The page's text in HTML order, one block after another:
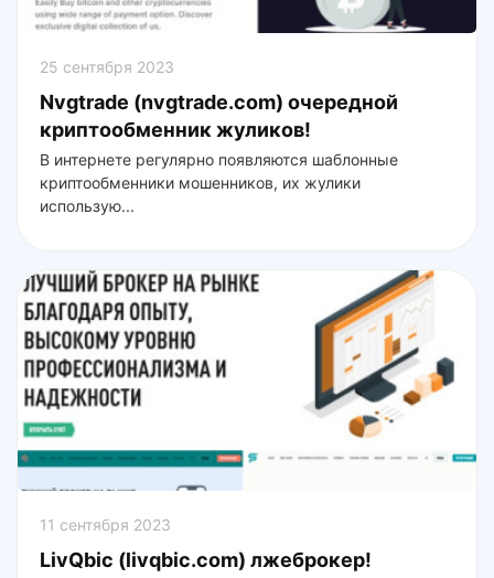
25 сентября 2023
Nvgtrade (nvgtrade.com) очередной
криптообменник жуликов!
В интернете регулярно появляются шаблонные
криптообменники мошенников, их жулики
использую...
11 сентября 2023
LivQbic (livqbic.com) лжеброкер!